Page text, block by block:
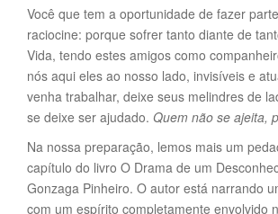
Você que tem a oportunidade de fazer
raciocine: porque sofrer tanto diante de
Vida, tendo estes amigos como
nós aqui eles ao nosso lado, invisíveis e
venha trabalhar, deixe seus melindres de
se deixe ser ajudado. Quem não se ajeita,
Na nossa preparação, lemos mais um
capítulo do livro O Drama de um
Gonzaga Pinheiro. O autor está narrando
com um espírito completamente envolvido